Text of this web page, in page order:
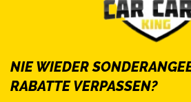
NIE WIEDER
RABATTE VERPASSEN?